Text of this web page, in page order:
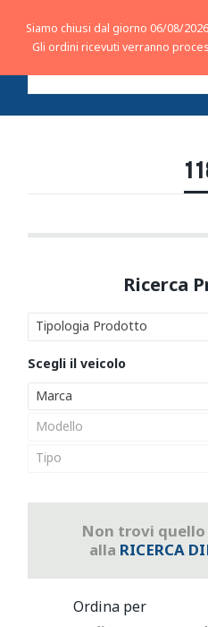
Tipologia Prodotto
Marca
Modello
Tipo
Non trovi quello
alla RICERCA
Siamo chiusi dal giorno 06/08/
Gli ordini ricevuti verranno